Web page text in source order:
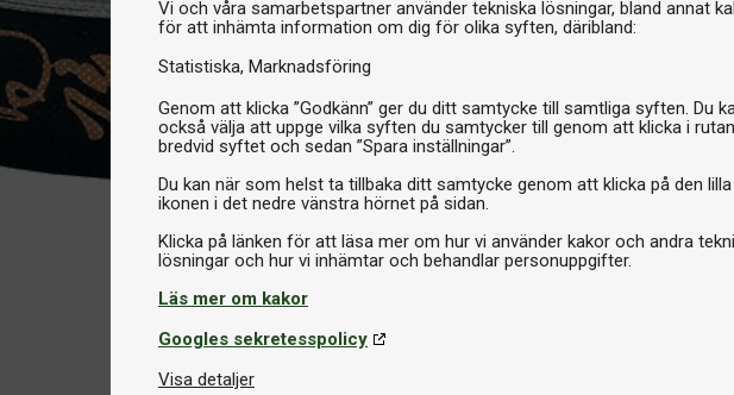
Vi och våra samarbetspartner använder tekniska lösningar, bland annat
för att inhämta information om dig för olika syften, däribland:
Statistiska Marknadsföring
Genom att klicka ”Godkänn” ger du ditt samtycke till samtliga syften. Du
också välja att uppge vilka syften du samtycker till genom att klicka i rutan
bredvid syftet och sedan ”Spara inställningar”.
Du kan när som helst ta tillbaka ditt samtycke genom att klicka på den lilla
ikonen i det nedre vänstra hörnet på sidan.
Klicka på länken för att läsa mer om hur vi använder kakor och andra
Läs mer om kakor
Googles sekretesspolicy
Visa detaljer